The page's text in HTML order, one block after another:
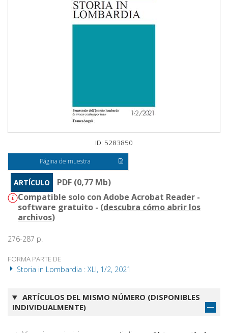
ID: 5283850
Página de muestra
ARTÍCULO
PDF (0,77 Mb)
Compatible solo con Adobe Acrobat Reader -
software gratuito - (descubra cómo abrir los
archivos)
276-287 p.
FORMA PARTE DE
Storia in Lombardia : XLI, 1/2, 2021
ARTÍCULOS DEL MISMO NÚMERO (DISPONIBLES
INDIVIDUALMENTE)